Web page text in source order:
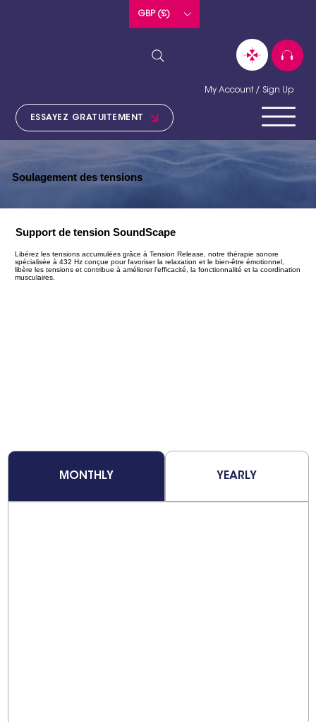
GBP (£)
ESSAYEZ GRATUITEMENT
My Account / Sign Up
Soulagement des tensions
Support de tension SoundScape
Libérez les tensions accumulées grâce à Tension Release, notre thérapie sonore
spécialisée à 432 Hz conçue pour favoriser la relaxation et le bien-être émotionnel,
libère les tensions et contribue à améliorer l'efficacité, la fonctionnalité et la coordination
musculaires.
MONTHLY YEARLY